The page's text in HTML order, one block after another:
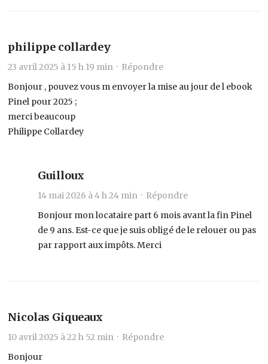
philippe collardey
23 avril 2025 à 15 h 19 min · Répondre
Bonjour , pouvez vous m envoyer la mise au jour de l ebook
Pinel pour 2025 ;
merci beaucoup
Philippe Collardey
Guilloux
14 mai 2026 à 4 h 24 min · Répondre
Bonjour mon locataire part 6 mois avant la fin Pinel
de 9 ans. Est-ce que je suis obligé de le relouer ou pas
par rapport aux impôts. Merci
Nicolas Giqueaux
10 avril 2025 à 22 h 52 min · Répondre
Bonjour